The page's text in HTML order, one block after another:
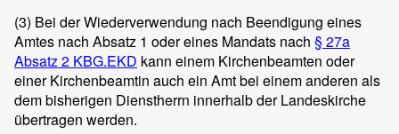
(3) Bei der Wiederverwendung nach Beendigung eines
Amtes nach Absatz 1 oder eines Mandats nach § 27a
Absatz 2 KBG.EKD kann einem Kirchenbeamten oder
einer Kirchenbeamtin auch ein Amt bei einem anderen als
dem bisherigen Dienstherrn innerhalb der Landeskirche
übertragen werden.